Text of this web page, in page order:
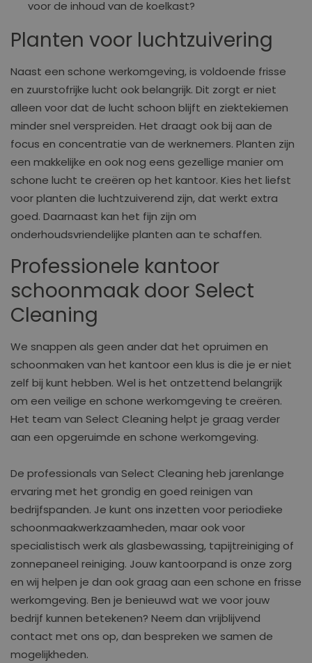
voor de inhoud van de koelkast?
Planten voor luchtzuivering
Naast een schone werkomgeving, is voldoende frisse
en zuurstofrijke lucht ook belangrijk. Dit zorgt er niet
alleen voor dat de lucht schoon blijft en ziektekiemen
minder snel verspreiden. Het draagt ook bij aan de
focus en concentratie van de werknemers. Planten zijn
een makkelijke en ook nog eens gezellige manier om
schone lucht te creëren op het kantoor. Kies het liefst
voor planten die luchtzuiverend zijn, dat werkt extra
goed. Daarnaast kan het fijn zijn om
onderhoudsvriendelijke planten aan te schaffen.
Professionele kantoor
schoonmaak door Select
Cleaning
We snappen als geen ander dat het opruimen en
schoonmaken van het kantoor een klus is die je er niet
zelf bij kunt hebben. Wel is het ontzettend belangrijk
om een veilige en schone werkomgeving te creëren.
Het team van Select Cleaning helpt je graag verder
aan een opgeruimde en schone werkomgeving.
De professionals van Select Cleaning heb jarenlange
ervaring met het grondig en goed reinigen van
bedrijfspanden. Je kunt ons inzetten voorperiodieke
schoonmaakwerkzaamheden, maar ook voor
specialistisch werk als glasbewassing, tapijtreiniging of
zonnepaneel reiniging. Jouw kantoorpand is onze zorg
en wij helpen je dan ook graag aan een schone en frisse
werkomgeving. Ben je benieuwd wat we voor jouw
bedrijf kunnen betekenen? Neem dan vrijblijvend
contact met ons op, dan bespreken we samen de
mogelijkheden.